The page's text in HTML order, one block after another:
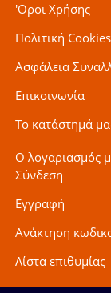
'Οροι Χρήσης
Πολιτική Cookies
Ασφάλεια
Επικοινωνία
Το κατάστημά
Ο λογαριασμός
Σύνδεση
Εγγραφή
Ανάκτηση
Λίστα επιθυμίας